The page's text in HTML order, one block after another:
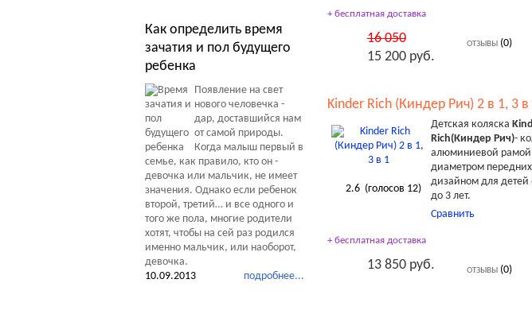
+ бесплатная доставка
16 050
15 200 руб.
ОТЗЫВЫ(0)
Kinder Rich (Киндер Рич) 2 в 1, 3 в
2.6(голосов 12)
Детская коляска
Rich(Киндер Рич)-
алюминиевой
диаметром
дизайном для детей
до 3 лет.
Сравнить
+ бесплатная доставка
13 850 руб. ОТЗЫВЫ(0)
Как определить время
зачатия и пол будущего
ребенка
Появление на свет
нового человечка -
дар, доставшийся нам
от самой природы.
Когда малыш первый в
семье, как правило, кто он -
девочка или мальчик, не имеет
значения. Однако если ребенок
второй, третий… и все одного и
того же пола, многие родители
хотят, чтобы на сей раз родился
именно мальчик, или наоборот,
девочка.
подробнее...
10.09.2013